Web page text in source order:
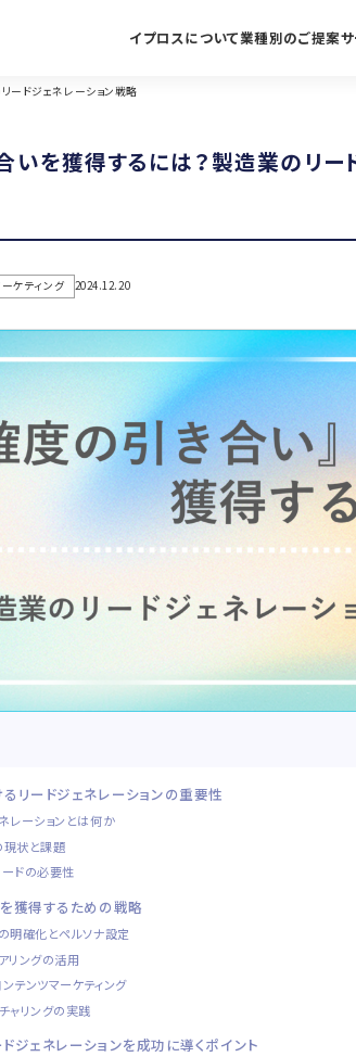
イプロスについて業種別のご提案
ードジェネレーション戦略
いを獲得するには？製造業のリー
ケティング 2024.12.20
リードジェネレーションの重要性
レーションとは何か
現状と課題
ードの必要性
獲得するための戦略
明確化とペルソナ設定
リングの活用
テンツマーケティング
ャリングの実践
ジェネレーションを成功に導くポイント